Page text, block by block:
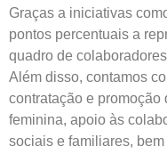
Graças a iniciativas
pontos percentuais a
quadro de
Além disso, contamos
contratação e
feminina, apoio às
sociais e familiares,